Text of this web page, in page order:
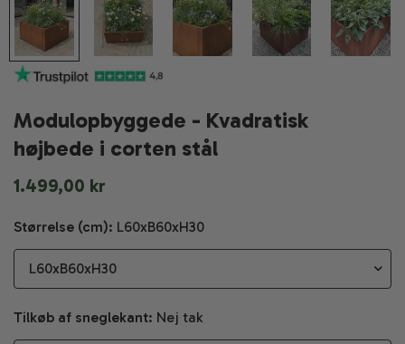
Modulopbyggede - Kvadratisk
højbede i corten stål
Normal
1.499,00 kr
Størrelse (cm): L60xB60xH30
Tilkøb af sneglekant: Nej tak